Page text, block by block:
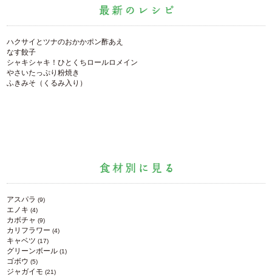
ハクサイとツナのおかかポン酢あえ
なす餃子
シャキシャキ！ひとくちロールロメイン
やさいたっぷり粉焼き
ふきみそ（くるみ入り）
アスパラ (9)
エノキ (4)
カボチャ (9)
カリフラワー (4)
キャベツ (17)
グリーンボール (1)
ゴボウ (5)
ジャガイモ (21)